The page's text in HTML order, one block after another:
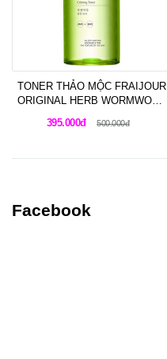
TONER THẢO MỘC FRAIJOUR
ORIGINAL HERB WORMWOOD
395.000đ 500.000đ
Facebook